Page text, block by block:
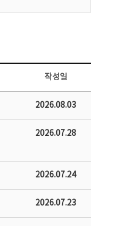
작성일
2026.08.03
2026.07.28
2026.07.24
2026.07.23